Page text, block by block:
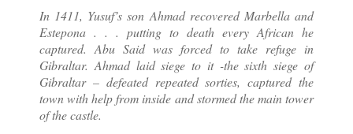
In 1411, Yusuf’s son Ahmad recovered Marbella and
Estepona . . . putting to death every African he
captured. Abu Said was forced to take refuge in
Gibraltar. Ahmad laid siege to it -the sixth siege of
Gibraltar – defeated repeated sorties, captured the
town with help from inside and stormed the main tower
of the castle.